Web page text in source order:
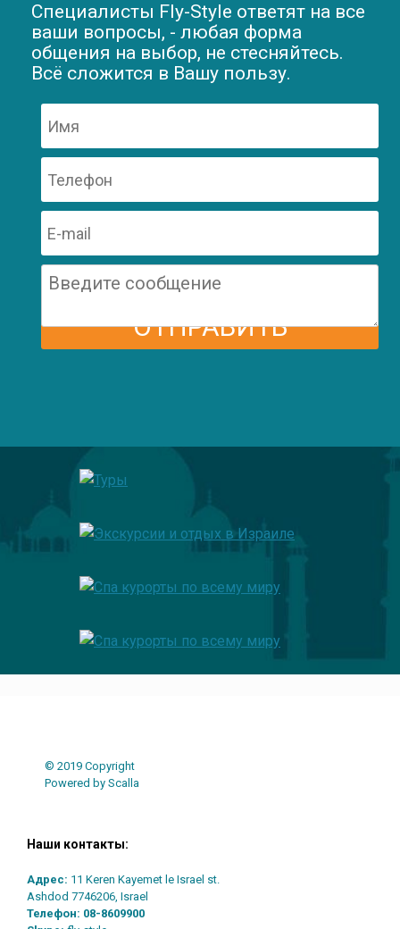
Специалисты Fly-Style ответят на все
ваши вопросы, - любая форма
общения на выбор, не стесняйтесь.
Всё сложится в Вашу пользу.
© 2019 Copyright
Powered by Scalla
Наши контакты:
Адрес: 11 Keren Kayemet le Israel st.
Ashdod 7746206, Israel
Телефон: 08-8609900